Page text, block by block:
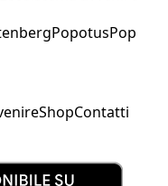
PopotusPop
ShopContatti